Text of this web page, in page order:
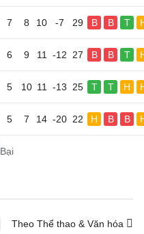
7 8 10 -7 29 B B T
6 9 11 -12 27 B B T
5 10 11 -13 25 T T H
5 7 14 -20 22 H B B
Bại
Theo Thể thao & Văn hóa